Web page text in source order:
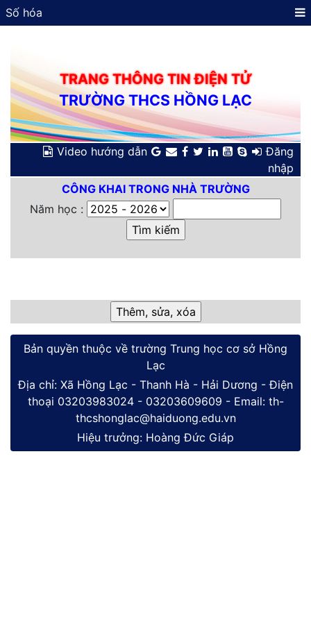
Số hóa
TRANG THÔNG TIN ĐIỆN TỬ
TRƯỜNG THCS HỒNG LẠC
Video hướng dẫn
Đăng
nhập
CÔNG KHAI TRONG NHÀ TRƯỜNG
Năm học :
Bản quyền thuộc về trường Trung học cơ sở Hồng
Lạc
Địa chỉ: Xã Hồng Lạc - Thanh Hà - Hải Dương - Điện
thoại 03203983024 - 03203609609 - Email: th-
thcshonglac@haiduong.edu.vn
Hiệu trưởng: Hoàng Đức Giáp